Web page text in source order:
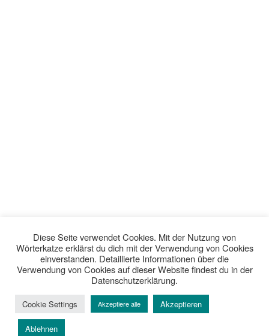
Diese Seite verwendet Cookies. Mit der Nutzung von
Wörterkatze erklärst du dich mit der Verwendung von Cookies
einverstanden. Detaillierte Informationen über die
Verwendung von Cookies auf dieser Website findest du in der
Datenschutzerklärung.
Cookie Settings Akzeptiere alle Akzeptieren
Ablehnen